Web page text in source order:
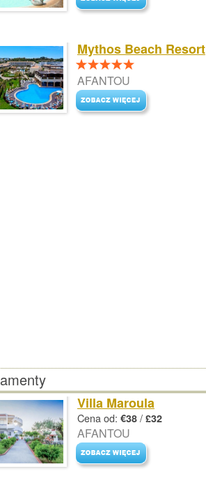
Mythos Beach Resort
AFANTOU
Villa Maroula
Cena od: €38 / £32
AFANTOU